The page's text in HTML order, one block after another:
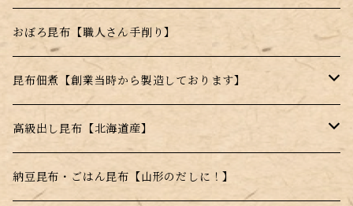
お湯を注ぐだけのスープの素
電子レンジで簡単調理！
水戻し不要！料理にそのまま投入！
おぼろ昆布【職人さん手削り】
昆布佃煮【創業当時から製造しております】
ごま昆布
とんがらし昆布
高級出し昆布【北海道産】
羅臼昆布
納豆昆布・ごはん昆布【山形のだしに！】